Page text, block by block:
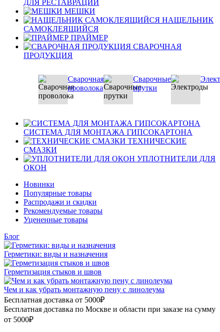
ДЛЯ РЕСТАВРАЦИИ
МЕШКИ
НАЩЕЛЬНИК
САМОКЛЕЯЩИЙСЯ
ПРАЙМЕР
СВАРОЧНАЯ
ПРОДУКЦИЯ
Сварочная
проволока
Сварочные
прутки
СИСТЕМА ДЛЯ МОНТАЖА ГИПСОКАРТОНА
ТЕХНИЧЕСКИЕ
СМАЗКИ
УПЛОТНИТЕЛИ ДЛЯ
ОКОН
Новинки
Популярные товары
Распродажи и скидки
Рекомендуемые товары
Уцененные товары
Блог
Герметики: виды и назначения
Герметизация стыков и швов
Чем и как убрать монтажную пену с линолеума
Бесплатная доставка от 5000₽
Бесплатная доставка по Москве и области при заказе на сумму
от 5000₽